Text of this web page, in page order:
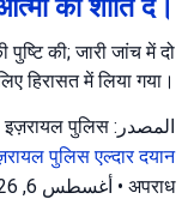
की; जारी जांच में दो
हिरासत में लिया गया।
المصدر: इज़रायल पुलिस
पुलिसएल्दार दयान
अपराध
• أغسطس 6, 2026 at 4:02 م